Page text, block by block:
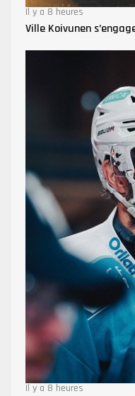
Il y a 8 heures
Ville Koivunen
Il y a 8 heures